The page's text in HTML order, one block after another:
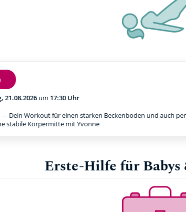
21.08.2026 um 17:30 Uhr
--- Dein Workout für einen starken Beckenboden und auch
stabile Körpermitte mit Yvonne
Erste-Hilfe für